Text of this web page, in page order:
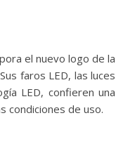
el nuevo logo de la
faros LED, las luces
LED, confieren una
condiciones de uso.